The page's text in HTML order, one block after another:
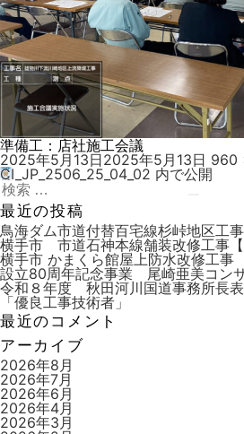
準備工：店社施工会議
投
稿
日:
2025年5月13日2025年5月13日 フ
ル
サ
960
投
稿
ナ
ビ
ゲ
ー
シ
ョ
ン
CI_JP_2506_25_04_02 内で公開
検
索:
最近の投稿
鳥海ダム市道付替百宅線杉峠地区工
横手市 市道石神本線舗装改修工事【
横手市 かまくら館屋上防水改修工事
設立80周年記念事業 尾崎亜美コン
令和８年度 秋田河川国道事務所長表
「優良工事技術者」
最近のコメント
アーカイブ
2026年8月
2026年7月
2026年6月
2026年4月
2026年3月